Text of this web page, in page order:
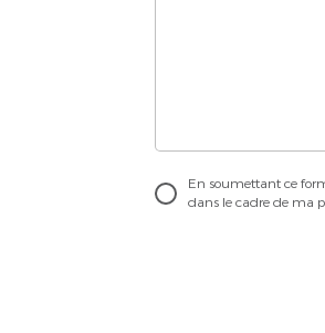
En soumettant ce
dans le cadre de ma